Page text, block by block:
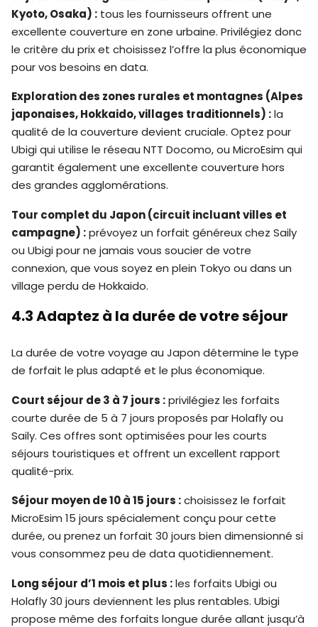
Kyoto, Osaka) : tous les fournisseurs offrent une
excellente couverture en zone urbaine. Privilégiez donc
le critère du prix et choisissez l’offre la plus économique
pour vos besoins en data.
Exploration des zones rurales et montagnes (Alpes
japonaises, Hokkaido, villages traditionnels) :la
qualité de la couverture devient cruciale. Optez pour
Ubigi qui utilise le réseau NTT Docomo, ou MicroEsim qui
garantit également une excellente couverture hors
des grandes agglomérations.
Tour complet du Japon (circuit incluant villes et
campagne) :prévoyez un forfait généreux chez Saily
ou Ubigi pour ne jamais vous soucier de votre
connexion, que vous soyez en plein Tokyo ou dans un
village perdu de Hokkaido.
4.3 Adaptez à la durée de votre séjour
La durée de votre voyage au Japon détermine le type
de forfait le plus adapté et le plus économique.
Court séjour de 3 à 7 jours :privilégiez les forfaits
courte durée de 5 à 7 jours proposés par Holafly ou
Saily. Ces offres sont optimisées pour les courts
séjours touristiques et offrent un excellent rapport
qualité-prix.
Séjour moyen de 10 à 15 jours :choisissez le forfait
MicroEsim 15 jours spécialement conçu pour cette
durée, ou prenez un forfait 30 jours bien dimensionné si
vous consommez peu de data quotidiennement.
Long séjour d’1 mois et plus :les forfaits Ubigi ou
Holafly 30 jours deviennent les plus rentables. Ubigi
propose même des forfaits longue durée allant jusqu’à